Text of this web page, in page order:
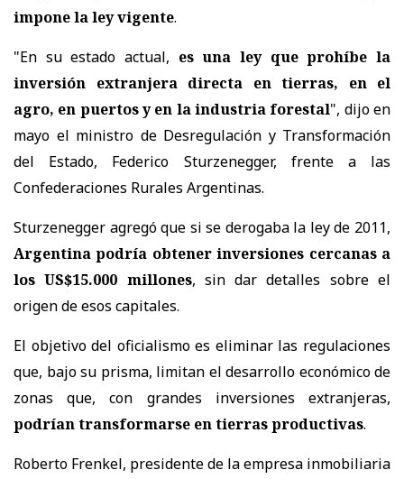
impone la ley vigente.
"En su estado actual, es una ley que prohíbe la
inversión extranjera directa en tierras, en el
agro, en puertos y en la industria forestal", dijo en
mayo el ministro de Desregulación y Transformación
del Estado, Federico Sturzenegger, frente a las
Confederaciones Rurales Argentinas.
Sturzenegger agregó que si se derogaba la ley de 2011,
Argentina podría obtener inversiones cercanas a
los US$15.000 millones, sin dar detalles sobre el
origen de esos capitales.
El objetivo del oficialismo es eliminar las regulaciones
que, bajo su prisma, limitan el desarrollo económico de
zonas que, con grandes inversiones extranjeras,
podrían transformarse en tierras productivas.
Roberto Frenkel, presidente de la empresa inmobiliaria